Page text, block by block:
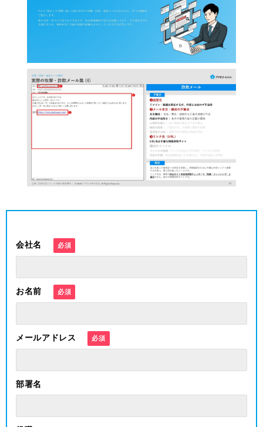
会社名
お名前
メールアドレス
部署名